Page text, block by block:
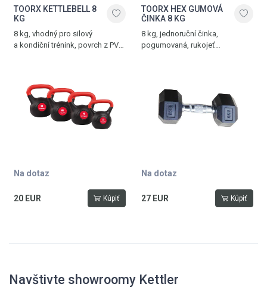
TOORX KETTLEBELL 8
KG
8 kg, vhodný pro silový
a kondiční trénink, povrch z PVC,
Na dotaz
20 EUR Kúpiť
TOORX HEX GUMOVÁ
ČINKA 8 KG
8 kg, jednoruční činka,
pogumovaná, rukojeť
Na dotaz
27 EUR Kúpiť
Navštivte showroomy Kettler